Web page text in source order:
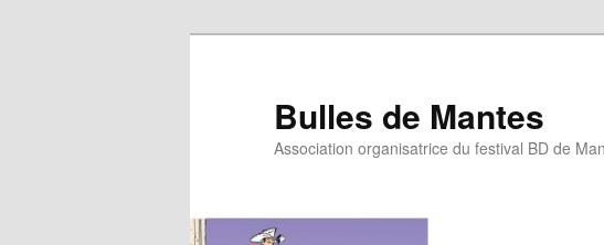
Bulles de Mantes
Association organisatrice du festival BD de